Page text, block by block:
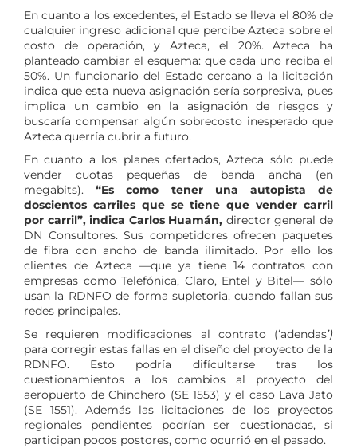
En cuanto a los excedentes, el Estado se lleva el 80% de
cualquier ingreso adicional que percibe Azteca sobre el
costo de operación, y Azteca, el 20%. Azteca ha
planteado cambiar el esquema: que cada uno reciba el
50%. Un funcionario del Estado cercano a la licitación
indica que esta nueva asignación sería sorpresiva, pues
implica un cambio en la asignación de riesgos y
buscaría compensar algún sobrecosto inesperado que
Azteca querría cubrir a futuro.
En cuanto a los planes ofertados, Azteca sólo puede
vender cuotas pequeñas de banda ancha (en
megabits).“Es como tener una autopista de
doscientos carriles que se tiene que vender carril
por carril”, indica Carlos Huamán, director general de
DN Consultores. Sus competidores ofrecen paquetes
de fibra con ancho de banda ilimitado. Por ello los
clientes de Azteca —que ya tiene 14 contratos con
empresas como Telefónica, Claro, Entel y Bitel— sólo
usan la RDNFO de forma supletoria, cuando fallan sus
redes principales.
Se requieren modificaciones al contrato (‘adendas’)
para corregir estas fallas en el diseño del proyecto de la
RDNFO. Esto podría difícultarse tras los
cuestionamientos a los cambios al proyecto del
aeropuerto de Chinchero (SE 1553) y el caso Lava Jato
(SE 1551). Además las licitaciones de los proyectos
regionales pendientes podrían ser cuestionadas, si
participan pocos postores, como ocurrió en el pasado.